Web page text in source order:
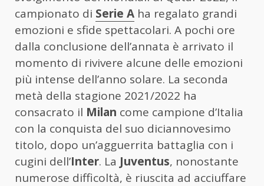
campionato di Serie A ha regalato grandi
emozioni e sfide spettacolari. A pochi ore
dalla conclusione dell’annata è arrivato il
momento di rivivere alcune delle emozioni
più intense dell’anno solare. La seconda
metà della stagione 2021/2022 ha
consacrato il Milan come campione d’Italia
con la conquista del suo diciannovesimo
titolo, dopo un’agguerrita battaglia con i
cugini dell’Inter. La Juventus, nonostante
numerose difficoltà, è riuscita ad acciuffare